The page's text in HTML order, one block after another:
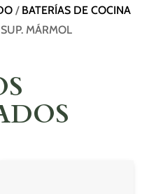
/ BATERÍAS DE COCINA
MÁRMOL